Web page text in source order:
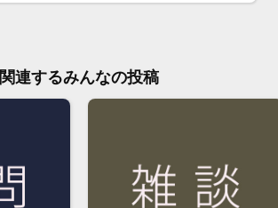
関連するみんなの投稿